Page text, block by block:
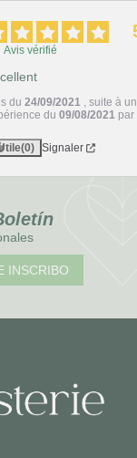
Avis vérifié
du24/09/2021 , suite à
du09/08/2021 par
(0) Signaler
INSCRIBO